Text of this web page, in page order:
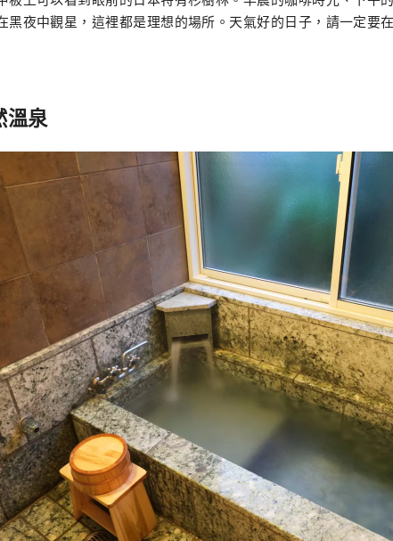
黑夜中觀星，這裡都是理想的場所。天氣好的日子，請一定要
溫泉